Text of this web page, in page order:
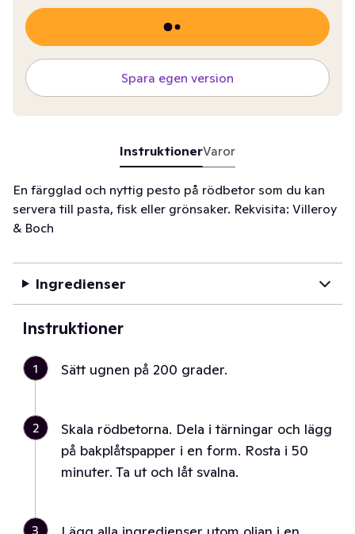
Spara egen version
InstruktionerVaror
En färgglad och nyttig pesto på rödbetor som du kan
servera till pasta, fisk eller grönsaker. Rekvisita: Villeroy
& Boch
Ingredienser
Instruktioner
1 Sätt ugnen på 200 grader.
2
Skala rödbetorna. Dela i tärningar och lägg
på bakplåtspapper i en form. Rosta i 50
minuter. Ta ut och låt svalna.
3